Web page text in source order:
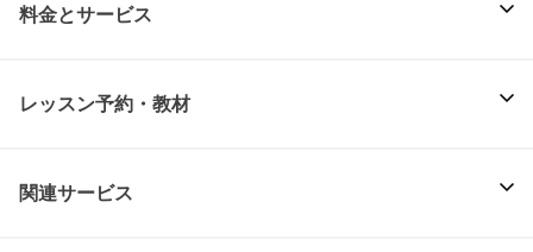
料金とサービス
レッスン予約・教材
関連サービス